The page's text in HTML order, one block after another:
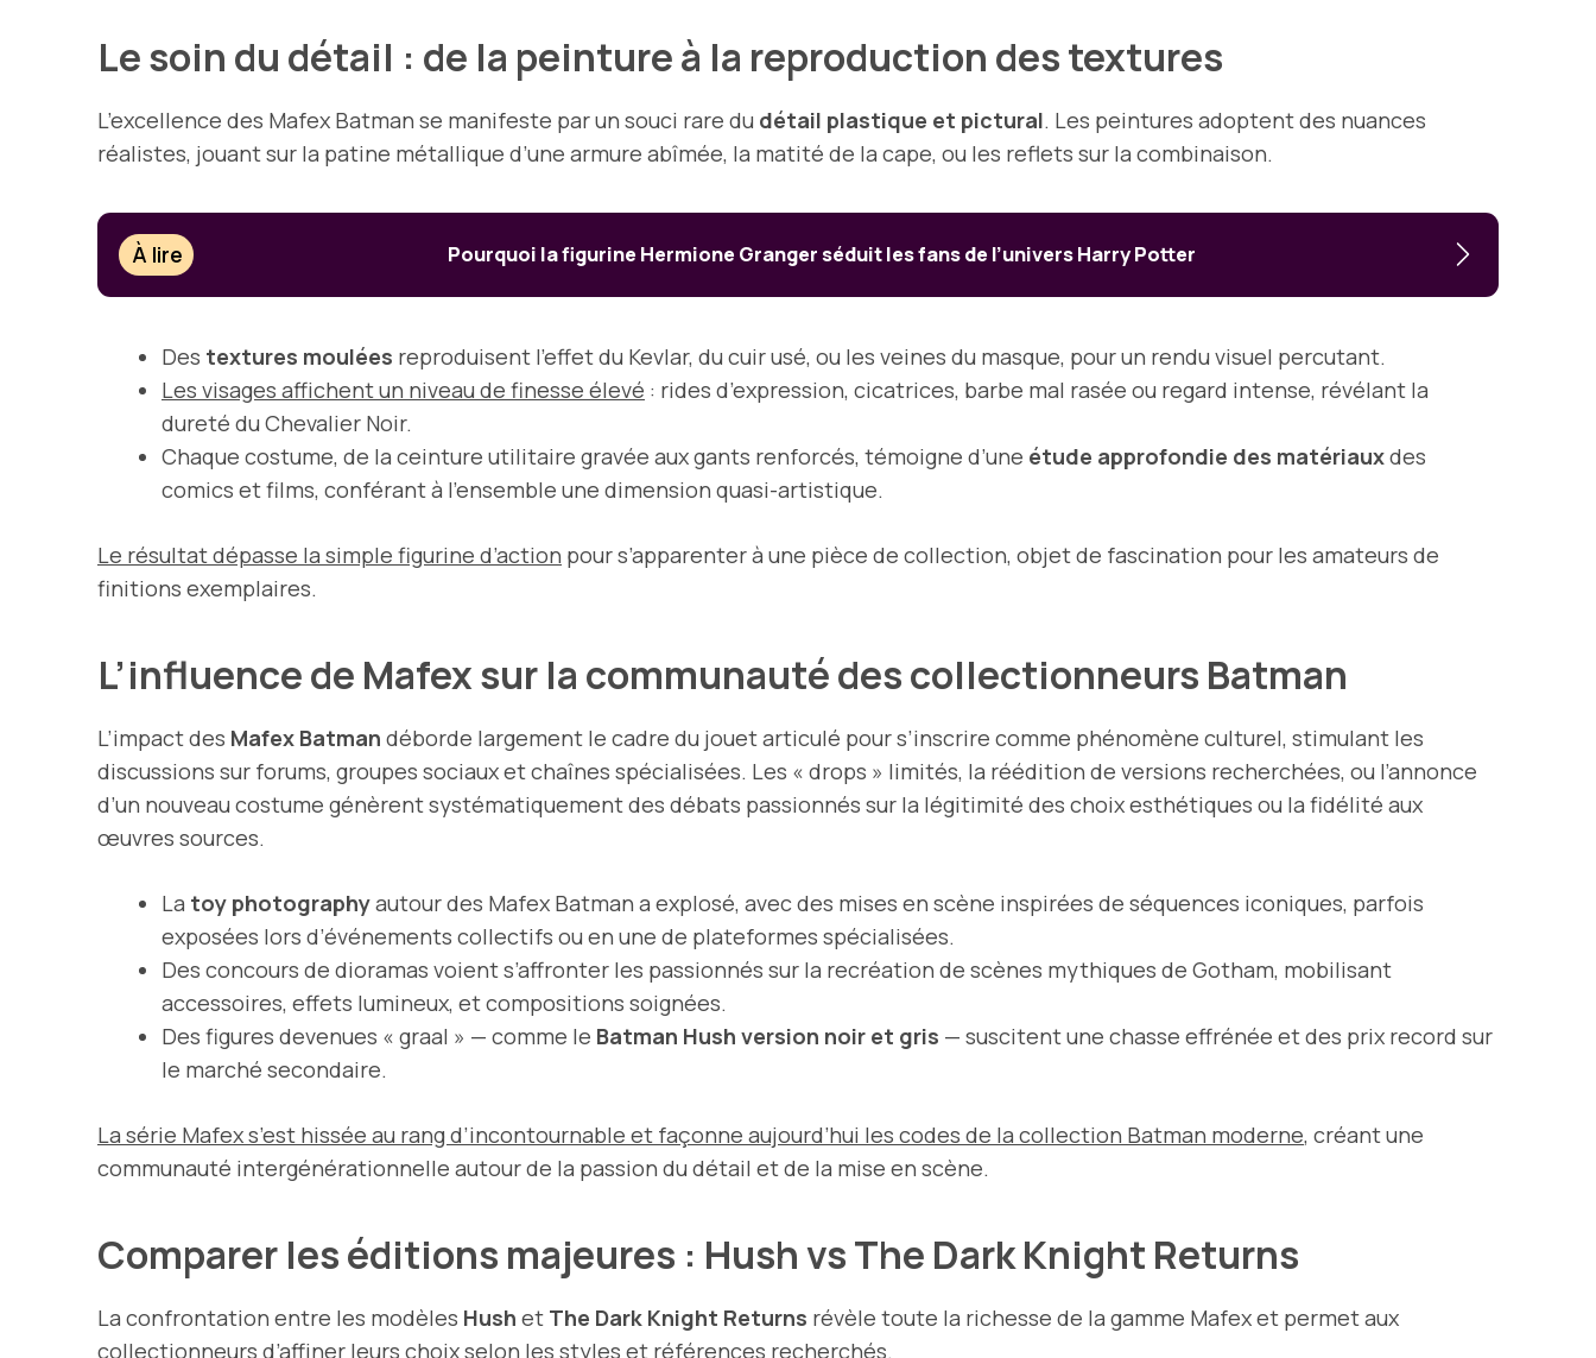
Le soin du détail : de la peinture à la reproduction des textures
L’excellence des Mafex Batman se manifeste par un souci rare du détail plastique et pictural. Les peintures adoptent des nuances
réalistes, jouant sur la patine métallique d’une armure abîmée, la matité de la cape, ou les reflets sur la combinaison.
À lire Pourquoi la figurine Hermione Granger séduit les fans de l’univers Harry Potter
Des textures moulées reproduisent l’effet du Kevlar, du cuir usé, ou les veines du masque, pour un rendu visuel percutant.
Les visages affichent un niveau de finesse élevé : rides d’expression, cicatrices, barbe mal rasée ou regard intense, révélant la
dureté du Chevalier Noir.
Chaque costume, de la ceinture utilitaire gravée aux gants renforcés, témoigne d’une étude approfondie des matériauxdes
comics et films, conférant à l’ensemble une dimension quasi-artistique.
Le résultat dépasse la simple figurine d’action pour s’apparenter à une pièce de collection, objet de fascination pour les amateurs de
finitions exemplaires.
L’influence de Mafex sur la communauté des collectionneurs Batman
L’impact des Mafex Batman déborde largement le cadre du jouet articulé pour s’inscrire comme phénomène culturel, stimulant les
discussions sur forums, groupes sociaux et chaînes spécialisées. Les « drops » limités, la réédition de versions recherchées, ou l’annonce
d’un nouveau costume génèrent systématiquement des débats passionnés sur la légitimité des choix esthétiques ou la fidélité aux
œuvres sources.
La toy photographyautour des Mafex Batman a explosé, avec des mises en scène inspirées de séquences iconiques, parfois
exposées lors d’événements collectifs ou en une de plateformes spécialisées.
Des concours de dioramas voient s’affronter les passionnés sur la recréation de scènes mythiques de Gotham, mobilisant
accessoires, effets lumineux, et compositions soignées.
Des figures devenues « graal » — comme le Batman Hush version noir et gris — suscitent une chasse effrénée et des prix record sur
le marché secondaire.
La série Mafex s’est hissée au rang d’incontournable et façonne aujourd’hui les codes de la collection Batman moderne, créant une
communauté intergénérationnelle autour de la passion du détail et de la mise en scène.
Comparer les éditions majeures : Hush vs The Dark Knight Returns
La confrontation entre les modèles Hush et The Dark Knight Returns révèle toute la richesse de la gamme Mafex et permet aux
collectionneurs d’affiner leurs choix selon les styles et références recherchés.